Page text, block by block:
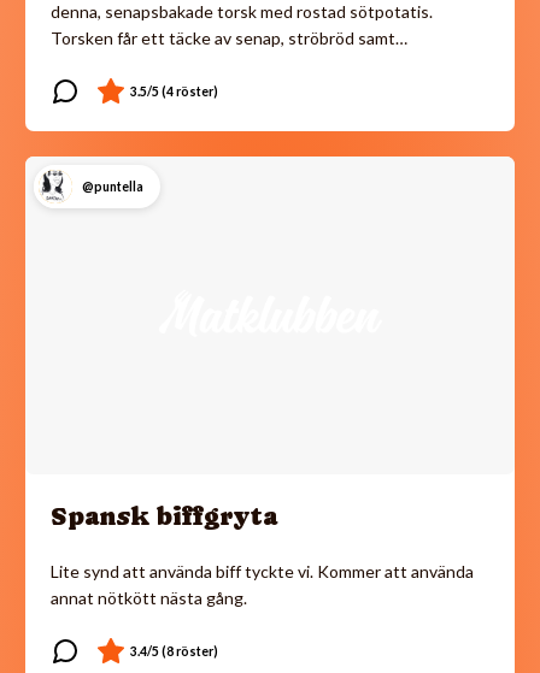
denna, senapsbakade torsk med rostad sötpotatis.
Torsken får ett täcke av senap, ströbröd samt…
@puntella
Spansk biffgryta
Lite synd att använda biff tyckte vi. Kommer att använda
annat nötkött nästa gång.